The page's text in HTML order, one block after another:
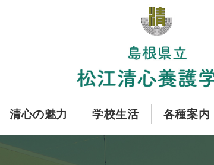
清心の魅力 学校生活 各種案内